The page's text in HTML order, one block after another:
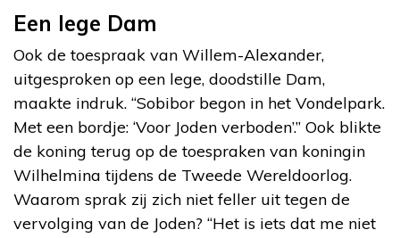
Een lege Dam
Ook de toespraak van Willem-Alexander,
uitgesproken op een lege, doodstille Dam,
maakte indruk. “Sobibor begon in het Vondelpark.
Met een bordje: ‘Voor Joden verboden’.” Ook blikte
de koning terug op de toespraken van koningin
Wilhelmina tijdens de Tweede Wereldoorlog.
Waarom sprak zij zich niet feller uit tegen de
vervolging van de Joden? “Het is iets dat me niet